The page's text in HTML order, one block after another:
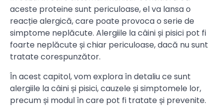
aceste proteine sunt periculoase, el va lansa o
reacție alergică, care poate provoca o serie de
simptome neplăcute. Alergiile la câini și pisici pot fi
foarte neplăcute și chiar periculoase, dacă nu sunt
tratate corespunzător.
În acest capitol, vom explora în detaliu ce sunt
alergiile la câini și pisici, cauzele și simptomele lor,
precum și modul în care pot fi tratate și prevenite.